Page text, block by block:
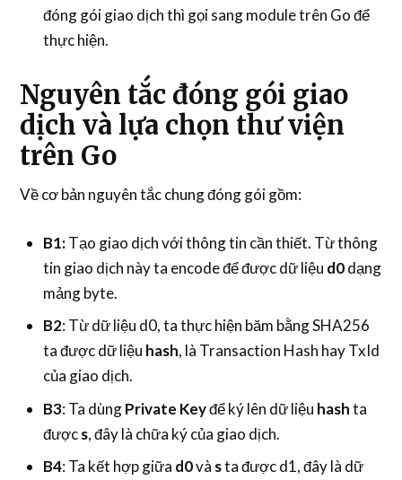
đóng gói giao dịch thì gọi sang module trên Go để
thực hiện.
Nguyên tắc đóng gói giao
dịch và lựa chọn thư viện
trên Go
Về cơ bản nguyên tắc chung đóng gói gồm:
B1:Tạo giao dịch với thông tin cần thiết. Từ thông
tin giao dịch này ta encode để được dữ liệu d0dạng
mảng byte.
B2: Từ dữ liệu d0, ta thực hiện băm bằng SHA256
ta được dữ liệu hash, là Transaction Hash hay TxId
của giao dịch.
B3: Ta dùngPrivate Keyđể ký lên dữ liệu hashta
đượcs, đây là chữa ký của giao dịch.
B4: Ta kết hợp giữa d0và sta được d1, đây là dữ